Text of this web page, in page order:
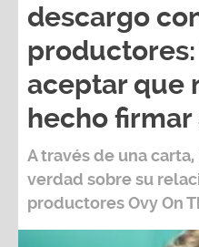
descargo
aceptar que
hecho firmar
A través de una
verdad sobre su
productores Ovy On